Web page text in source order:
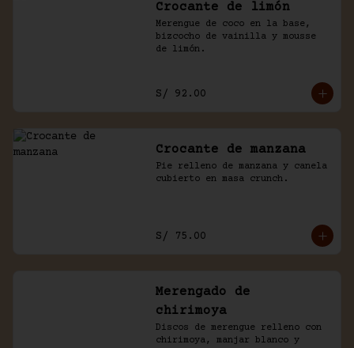
Crocante de limón
Merengue de coco en la base,
bizcocho de vainilla y mousse
de limón.
S/ 92.00
Crocante de manzana
Pie relleno de manzana y canela
cubierto en masa crunch.
S/ 75.00
Merengado de
chirimoya
Discos de merengue relleno con
chirimoya, manjar blanco y